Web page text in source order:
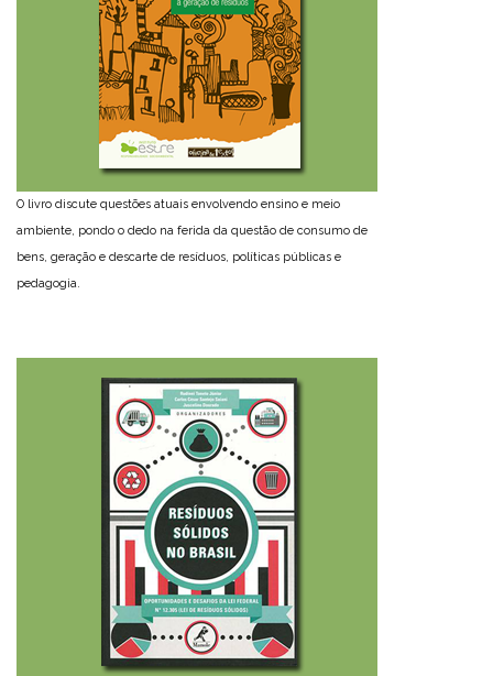
O livro discute questões atuais envolvendo ensino e meio
ambiente, pondo o dedo na ferida da questão de consumo de
bens, geração e descarte de resíduos, políticas públicas e
pedagogia.